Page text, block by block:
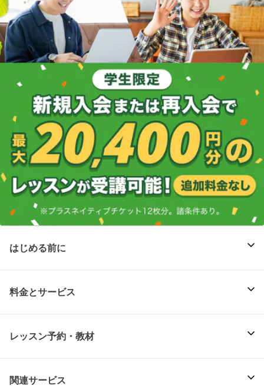
はじめる前に
料金とサービス
レッスン予約・教材
関連サービス